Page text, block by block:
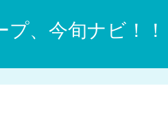
プ、今旬ナビ！！